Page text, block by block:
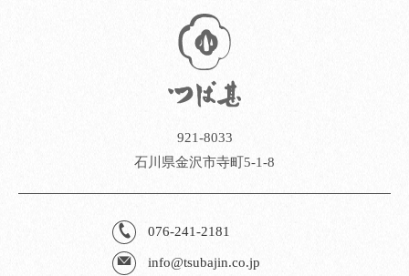
921-8033
石川県金沢市寺町5-1-8
076-241-2181
info@tsubajin.co.jp